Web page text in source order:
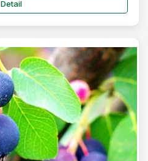
Detail